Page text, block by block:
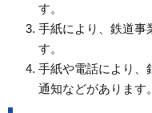
す。
手紙により、鉄道事
す。
手紙や電話により、
通知などがあります。